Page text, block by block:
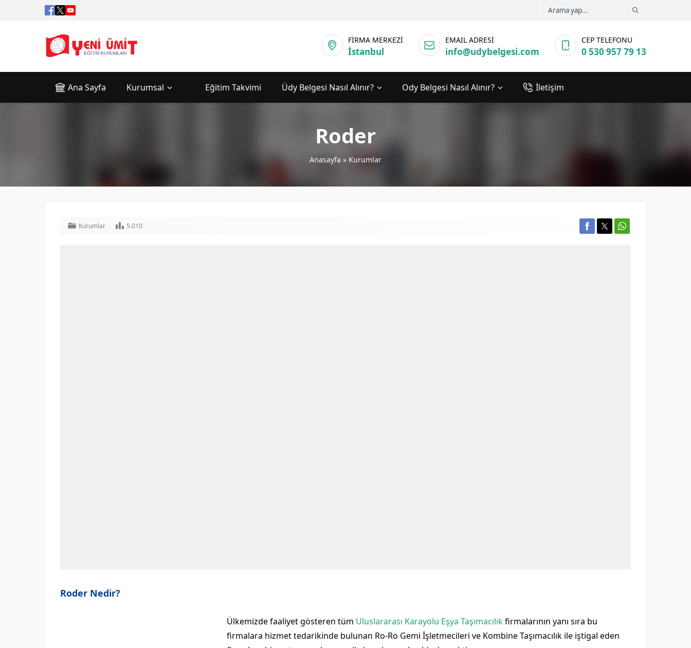
FİRMA MERKEZİ
İstanbul
EMAIL ADRESİ
info@udybelgesi.com
CEP TELEFONU
0 530 957 79 13
Ana Sayfa Kurumsal Eğitim Takvimi Üdy Belgesi Nasıl Alınır? Ody Belgesi Nasıl Alınır? İletişim
Roder
Anasayfa » Kurumlar
Kurumlar 5.010
Roder Nedir?
Ülkemizde faaliyet gösteren tüm Uluslararası Karayolu Eşya Taşımacılıkfirmalarının yanı sıra bu
firmalara hizmet tedarikinde bulunan Ro-Ro Gemi İşletmecileri ve Kombine Taşımacılık ile iştigal eden